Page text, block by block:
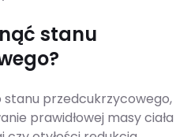
stanu
przedcukrzycowego,
prawidłowej masy ciała